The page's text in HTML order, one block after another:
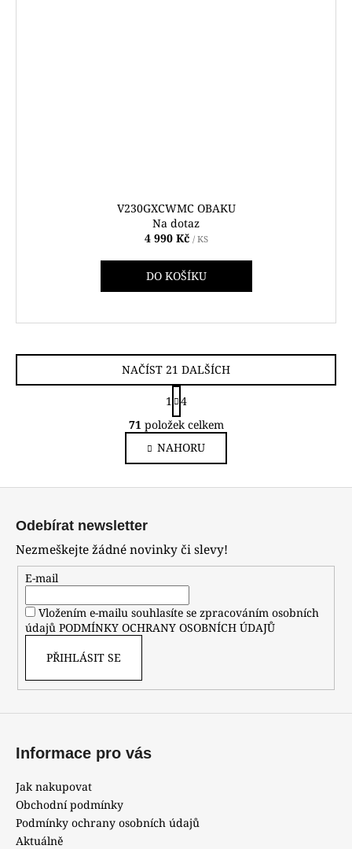
V230GXCWMC OBAKU
Na dotaz
4 990 Kč / KS
DO KOŠÍKU
O
v
l
á
d
p
v
k
y
i
s
NAČÍST 21 DALŠÍCH
S
t
r
á
n
k
1
4
71položek celkem
NAHORU
Odebírat newsletter
Nezmeškejte žádné novinky či slevy!
E-mail
Vložením e-mailu souhlasíte se zpracováním osobních
údajů PODMÍNKY OCHRANY OSOBNÍCH ÚDAJŮ
PŘIHLÁSIT SE
Informace pro vás
Jak nakupovat
Obchodní podmínky
Podmínky ochrany osobních údajů
Aktuálně